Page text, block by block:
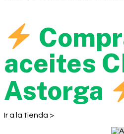
aceites
Astorga
Ir a la tienda >